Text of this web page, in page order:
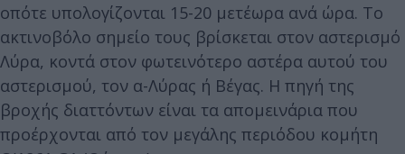
οπότε υπολογίζονται 15-20 μετέωρα ανά ώρα. Το
ακτινοβόλο σημείο τους βρίσκεται στον αστερισμό
Λύρα, κοντά στον φωτεινότερο αστέρα αυτού του
αστερισμού, τον α-Λύρας ή Βέγας. Η πηγή της
βροχής διαττόντων είναι τα απομεινάρια που
προέρχονται από τον μεγάλης περιόδου κομήτη